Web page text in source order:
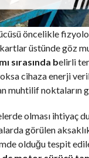
öncelikle
üstünde göz
sırasında belirli
cihaza enerji
muhtilif noktaların
olması ihtiyaç
görülen
olduğu tespit